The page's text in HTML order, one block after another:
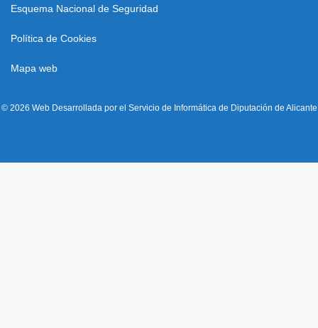
Esquema Nacional de Seguridad
Política de Cookies
Mapa web
© 2026 Web Desarrollada por el Servicio de Informática de Diputación de Alicante